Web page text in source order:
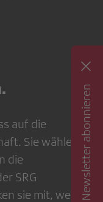
auf die
Sie wählen
die
SRG
sie mit, wennNewsletter abonnieren